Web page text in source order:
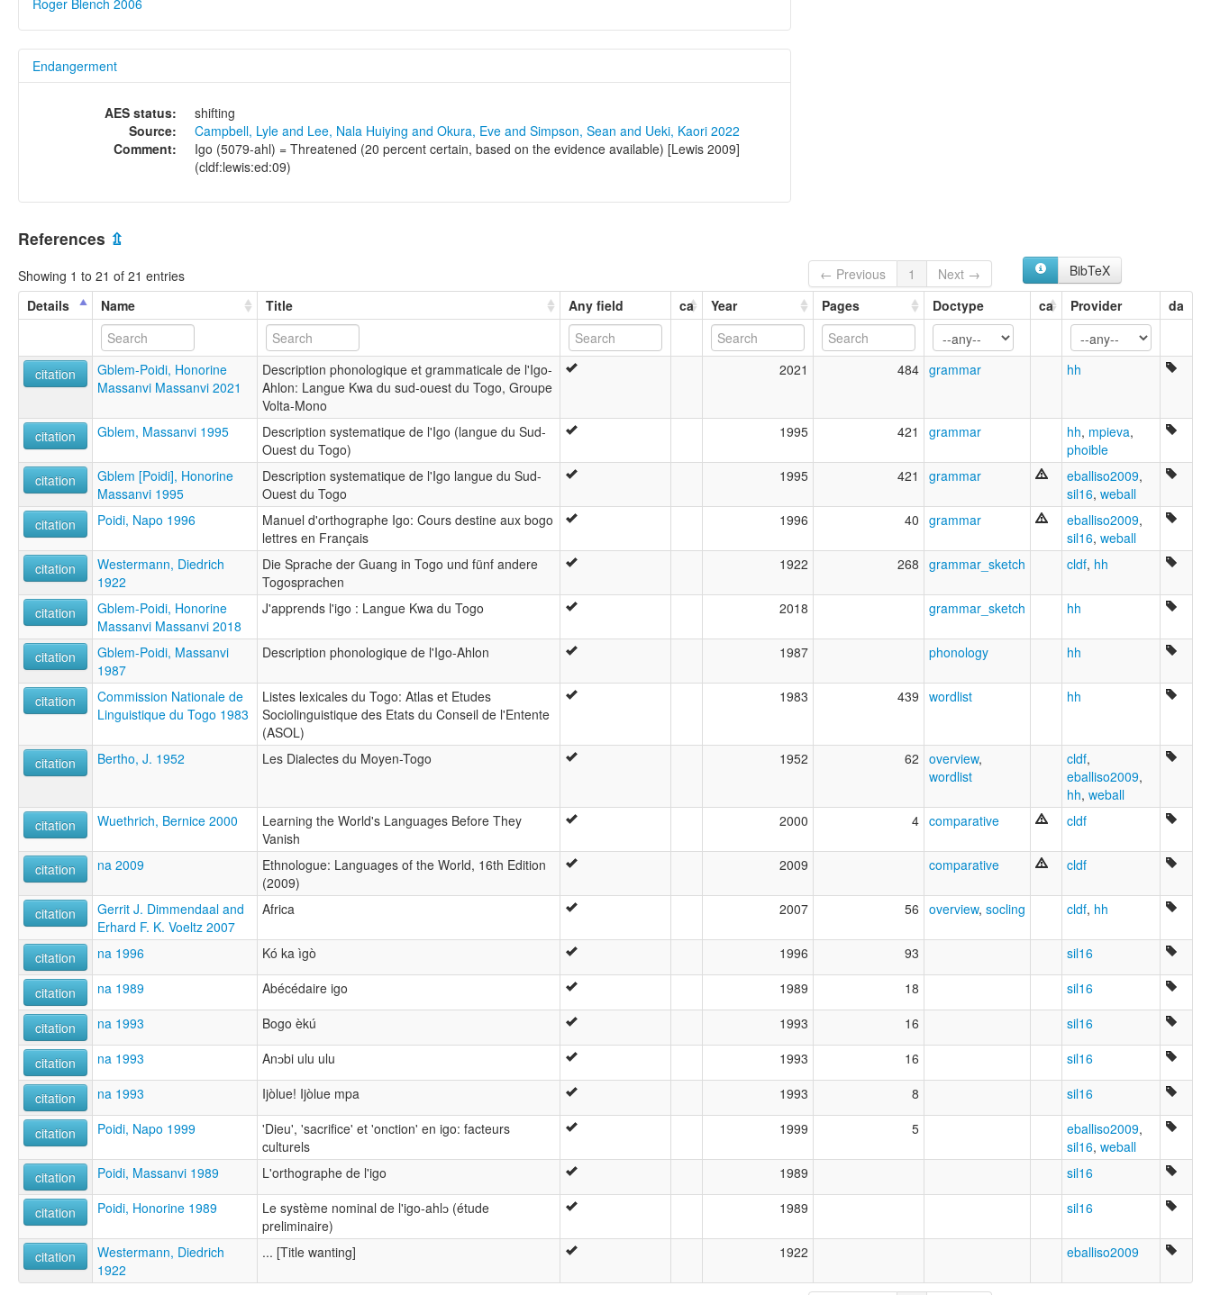
Roger Blench 2006
Endangerment
AES status:
shifting
Source:
Campbell, Lyle and Lee, Nala Huiying and Okura, Eve and Simpson, Sean and Ueki, Kaori 2022
Comment:
Igo (5079-ahl) = Threatened (20 percent certain, based on the evidence available) [Lewis 2009]
(cldf:lewis:ed:09)
Ahlõ
Ahonlan
Anlo
Igo
References ⇫
Showing 1 to 21 of 21 entries ← Previous 1 Next →
BibTeX
Details
Name Title Any field ca Year Pages Doctype ca Provider da
citation
Gblem-Poidi, Honorine
Massanvi Massanvi 2021
Description phonologique et grammaticale de l'Igo-
Ahlon: Langue Kwa du sud-ouest du Togo, Groupe
Volta-Mono
2021 484 grammar hh
citation Gblem, Massanvi 1995
Description systematique de l'Igo (langue du Sud-
Ouest du Togo)
1995 421 grammar hh, mpieva,
phoible
citation
Gblem [Poidi], Honorine
Massanvi 1995
Description systematique de l'Igo langue du Sud-
Ouest du Togo
1995 421 grammar eballiso2009,
sil16, weball
citation
Poidi, Napo 1996
Manuel d'orthographe Igo: Cours destine aux bogo
lettres en Français
1996 40 grammar eballiso2009,
sil16, weball
citation
Westermann, Diedrich
1922
Die Sprache der Guang in Togo und fünf andere
Togosprachen
1922 268 grammar_sketch cldf, hh
citation
Gblem-Poidi, Honorine
Massanvi Massanvi 2018
J'apprends l'igo : Langue Kwa du Togo 2018 grammar_sketch hh
citation
Gblem-Poidi, Massanvi
1987
Description phonologique de l'Igo-Ahlon 1987 phonology hh
citation
Commission Nationale de
Linguistique du Togo 1983
Listes lexicales du Togo: Atlas et Etudes
Sociolinguistique des Etats du Conseil de l'Entente
(ASOL)
1983 439 wordlist hh
citation Bertho, J. 1952 Les Dialectes du Moyen-Togo 1952 62 overview,
wordlist
cldf,
eballiso2009,
hh, weball
citation
Wuethrich, Bernice 2000
Learning the World's Languages Before They
Vanish
2000 4 comparative cldf
citation na 2009
Ethnologue: Languages of the World, 16th Edition
(2009)
2009 comparative cldf
citation
Gerrit J. Dimmendaal and
Erhard F. K. Voeltz 2007
Africa 2007 56 overview, socling cldf, hh
citation na 1996 Kó ka ìgò 1996 93 sil16
citation na 1989 Abécédaire igo 1989 18 sil16
citation na 1993 Bogo èkú 1993 16 sil16
citation na 1993 Anɔbi ulu ulu 1993 16 sil16
citation na 1993 Ijòlue! Ijòlue mpa 1993 8 sil16
citation Poidi, Napo 1999
'Dieu', 'sacrifice' et 'onction' en igo: facteurs
culturels
1999 5 eballiso2009,
sil16, weball
citation
Poidi, Massanvi 1989 L'orthographe de l'igo 1989 sil16
citation Poidi, Honorine 1989
Le système nominal de l'igo-ahlɔ (étude
preliminaire)
1989 sil16
citation
Westermann, Diedrich
1922
... [Title wanting] 1922 eballiso2009